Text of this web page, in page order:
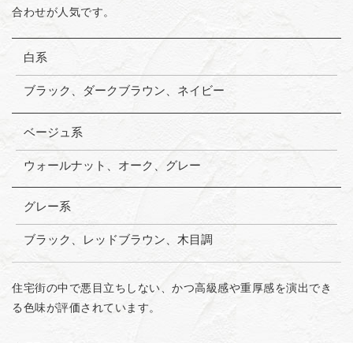
合わせが人気です。
外
壁
の
ド
ア
の
お
す
色
白系
ブラック、ダークブラウン、ネイビー
ベージュ系
ウォールナット、オーク、グレー
グレー系
ブラック、レッドブラウン、木目調
住宅街の中で悪目立ちしない、かつ高級感や重厚感を演出でき
る色味が評価されています。